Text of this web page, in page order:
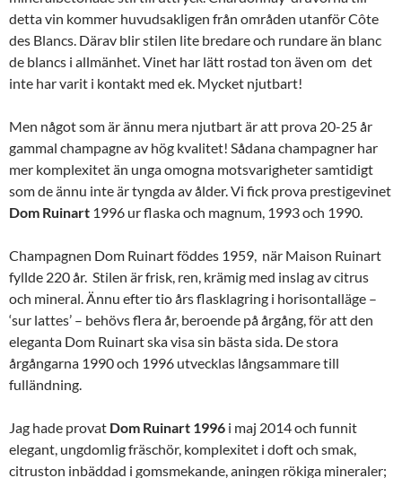
detta vin kommer huvudsakligen från områden utanför Côte
des Blancs. Därav blir stilen lite bredare och rundare än blanc
de blancs i allmänhet. Vinet har lätt rostad ton även om det
inte har varit i kontakt med ek. Mycket njutbart!
Men något som är ännu mera njutbart är att prova 20-25 år
gammal champagne av hög kvalitet! Sådana champagner har
mer komplexitet än unga omogna motsvarigheter samtidigt
som de ännu inte är tyngda av ålder. Vi fick prova prestigevinet
Dom Ruinart 1996 ur flaska och magnum, 1993 och 1990.
Champagnen Dom Ruinart föddes 1959, när Maison Ruinart
fyllde 220 år. Stilen är frisk, ren, krämig med inslag av citrus
och mineral. Ännu efter tio års flasklagring i horisontalläge –
‘sur lattes’ – behövs flera år, beroende på årgång, för att den
eleganta Dom Ruinart ska visa sin bästa sida. De stora
årgångarna 1990 och 1996 utvecklas långsammare till
fulländning.
Jag hade provat Dom Ruinart 1996 i maj 2014 och funnit
elegant, ungdomlig fräschör, komplexitet i doft och smak,
citruston inbäddad i gomsmekande, aningen rökiga mineraler;